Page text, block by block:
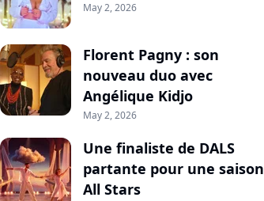
May 2, 2026
Florent Pagny : son
nouveau duo avec
Angélique Kidjo
May 2, 2026
Une finaliste de DALS
partante pour une saison
All Stars